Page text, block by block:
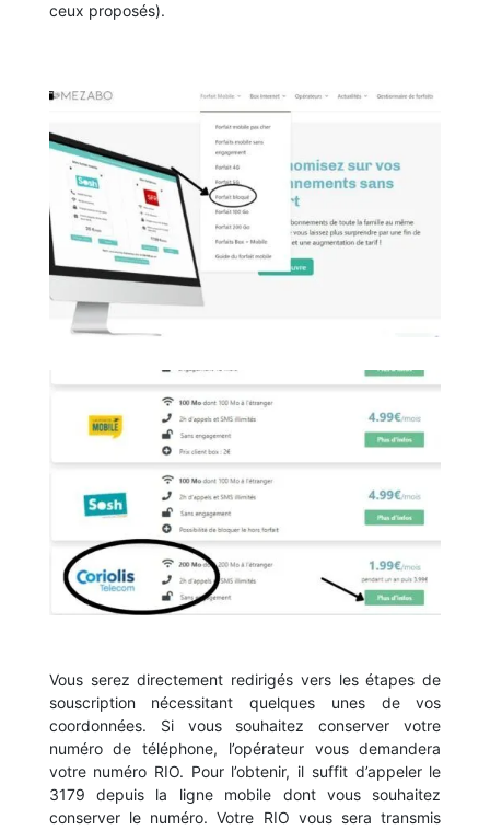
ceux proposés).
Vous serez directement redirigés vers les étapes de
souscription nécessitant quelques unes de vos
coordonnées. Si vous souhaitez conserver votre
numéro de téléphone, l’opérateur vous demandera
votre numéro RIO. Pour l’obtenir, il suffit d’appeler le
3179 depuis la ligne mobile dont vous souhaitez
conserver le numéro. Votre RIO vous sera transmis